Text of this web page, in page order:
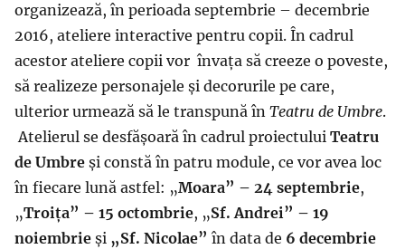
organizează, în perioada septembrie – decembrie
2016, ateliere interactive pentru copii. În cadrul
acestor ateliere copii vor învaţa să creeze o poveste,
să realizeze personajele şi decorurile pe care,
ulterior urmează să le transpună în Teatru de Umbre.
Atelierul se desfăşoară în cadrul proiectului Teatru
de Umbre şi constă în patru module, ce vor avea loc
în fiecare lună astfel: „Moara” – 24 septembrie,
„Troiţa” – 15 octombrie, „Sf. Andrei” – 19
noiembrie şi „Sf. Nicolae” în data de 6 decembrie